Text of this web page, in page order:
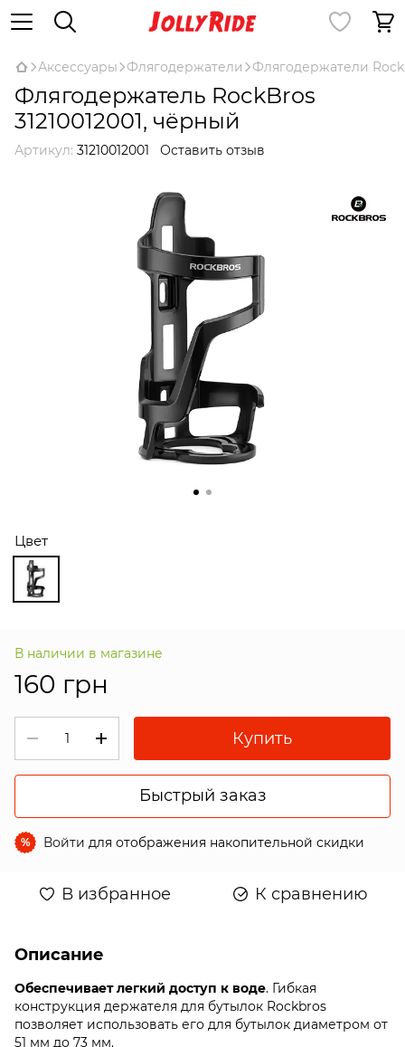
Аксессуары Флягодержатели Флягодержатели
Флягодержатель RockBros
31210012001, чёрный
Артикул: 31210012001 Оставить отзыв
Цвет
В наличии в магазине
160 грн
Купить
Быстрый заказ
% Войти для отображения накопительной скидки
В избранное К сравнению
Описание
Обеспечивает легкий доступ к воде. Гибкая
конструкция держателя для бутылок Rockbros
позволяет использовать его для бутылок диаметром от
51 мм до 73 мм.